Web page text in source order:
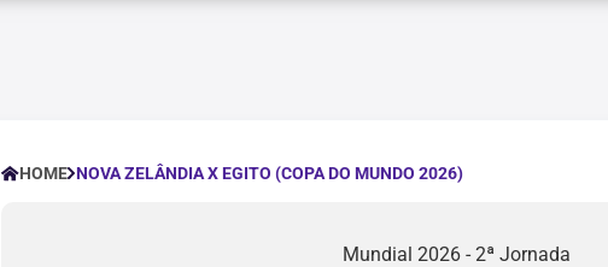
HOME NOVA ZELÂNDIA X EGITO (COPA DO MUNDO 2026)
Mundial 2026 - 2ª Jornada